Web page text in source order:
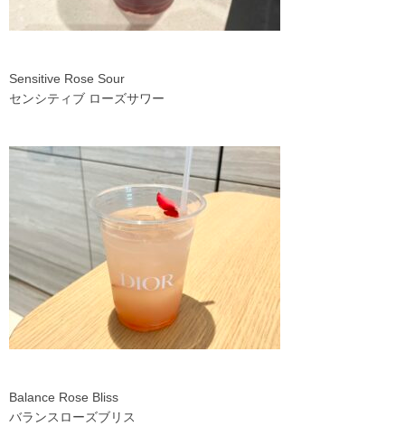
Sensitive Rose Sour
センシティブ ローズサワー
Balance Rose Bliss
バランスローズブリス